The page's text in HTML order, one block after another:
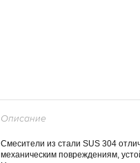
Описание
Смесители из стали SUS 304
механическим повреждениям,